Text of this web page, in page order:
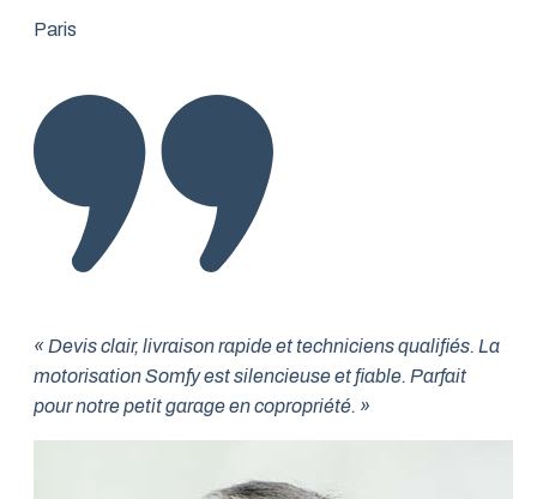
Paris
« Devis clair, livraison rapide et techniciens qualifiés. La
motorisation Somfy est silencieuse et fiable. Parfait
pour notre petit garage en copropriété. »